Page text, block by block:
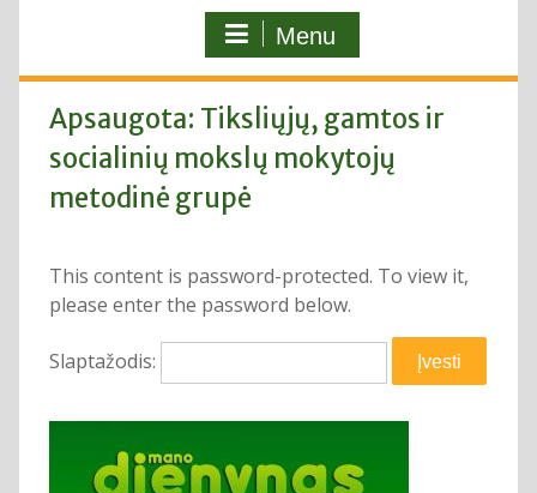
Menu
Apsaugota: Tiksliųjų, gamtos ir
socialinių mokslų mokytojų
metodinė grupė
This content is password-protected. To view it,
please enter the password below.
Slaptažodis: